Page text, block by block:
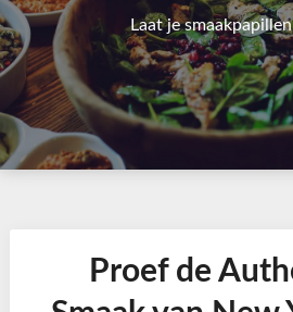
Laat je
Proef de